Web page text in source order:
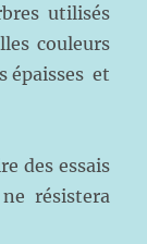
utilisés
couleurs
épaisses et
des essais
résistera